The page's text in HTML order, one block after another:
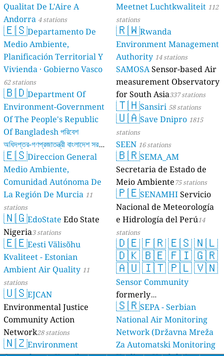
Qualitat De L'Aire A
Andorra 4 stations
🇪🇸Departamento De
Medio Ambiente,
Planificación Territorial Y
Vivienda · Gobierno Vasco
62 stations
🇧🇩Department Of
Environment-Government
Of The People's Republic
Of Bangladesh পরিবেশ
অধিদপ্তর-গণপ্রজাতন্ত্রী বাংলাদেশ সরকার
17 stations
🇪🇸Direccion General
Medio Ambiente,
Comunidad Autónoma De
La Región De Murcia 11
stations
🇳🇬EdoState Edo State
Nigeria3 stations
🇪🇪Eesti Välisõhu
Kvaliteet - Estonian
Ambient Air Quality 11
stations
🇺🇸EJCAN
Environmental Justice
Community Action
Network28 stations
🇳🇿Environment
Meetnet Luchtkwaliteit 112
stations
🇷🇼Rwanda
Environment Management
Authority 14 stations
SAMOSASensor-based Air
measurement Observatory
for South Asia337 stations
🇹🇭Sansiri 58 stations
🇺🇦Save Dnipro 1815
stations
SEEN 16 stations
🇧🇷SEMA_AM
Secretaria de Estado de
Meio Ambiente75 stations
🇵🇪SENAMHIServicio
Nacional de Meteorología
e Hidrología del Perú14
stations
🇩🇪🇫🇷🇪🇸🇳🇱
🇩🇰🇧🇪🇫🇮🇬🇷
🇦🇺🇮🇹🇵🇱🇻🇳
Sensor Community
formerly
luftdaten.info35819 stations
🇸🇷SEPA - Serbian
National Air Monitoring
Network (Državna Mreža
Za Automatski Monitoring